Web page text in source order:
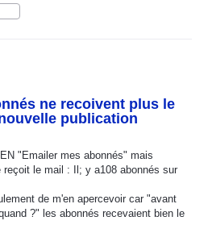
ne recoivent plus le
publication
"Emailer mes abonnés" mais
reçoit le mail : Il; y a108 abonnés sur
de m'en apercevoir car "avant
?" les abonnés recevaient bien le